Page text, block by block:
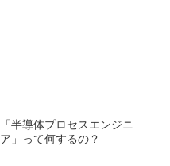
「半導体プロセスエンジニ
ア」って何するの？